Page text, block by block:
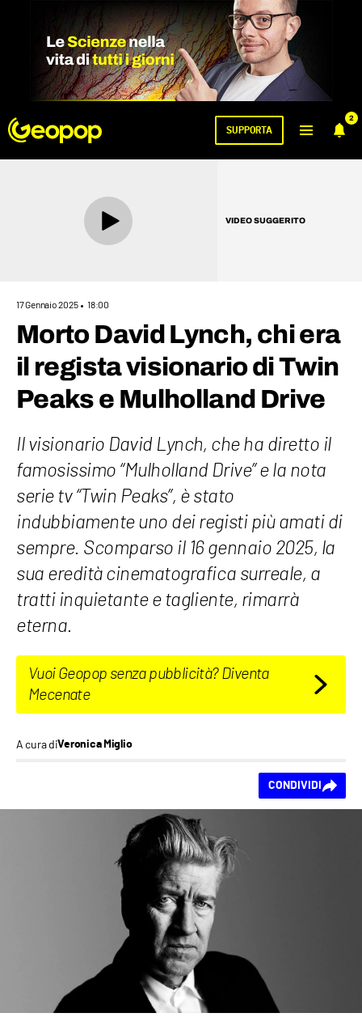
2
SUPPORTA
VIDEO SUGGERITO
17 Gennaio 2025 18:00
Morto David Lynch, chi era
il regista visionario di Twin
Peaks e Mulholland Drive
Il visionario David Lynch, che ha diretto il
famosissimo “Mulholland Drive” e la nota
serie tv “Twin Peaks”, è stato
indubbiamente uno dei registi più amati di
sempre. Scomparso il 16 gennaio 2025, la
sua eredità cinematografica surreale, a
tratti inquietante e tagliente, rimarrà
eterna.
Vuoi Geopop senza pubblicità? Diventa
Mecenate
A cura diVeronica Miglio
CONDIVIDI